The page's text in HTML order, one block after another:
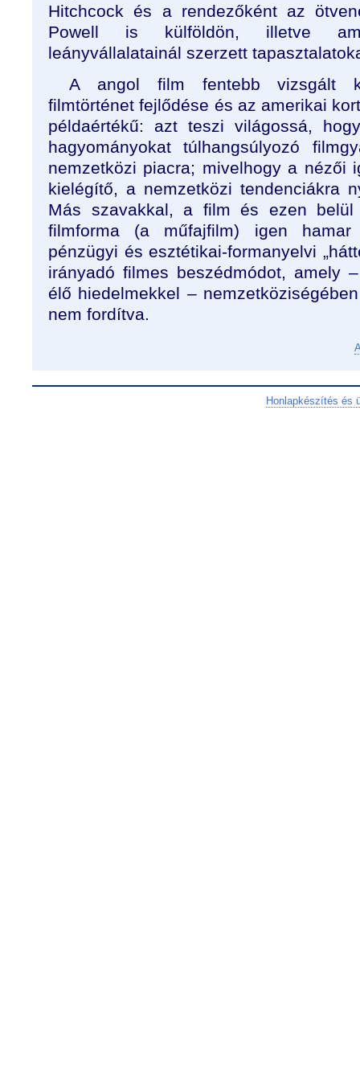
Hitchcock és a rendezőként az
Powell is külföldön, illetve
leányvállalatainál szerzett
A angol film fentebb vizsgált
filmtörténet fejlődése és az amerikai
példaértékű: azt teszi világossá,
hagyományokat túlhangsúlyozó
nemzetközi piacra; mivelhogy a nézői
kielégítő, a nemzetközi tendenciákra
Más szavakkal, a film és ezen
filmforma (a műfajfilm) igen hamar
pénzügyi és esztétikai-formanyelvi
irányadó filmes beszédmódot, amely
élő hiedelmekkel –
nem fordítva.
Honlapkészítés és